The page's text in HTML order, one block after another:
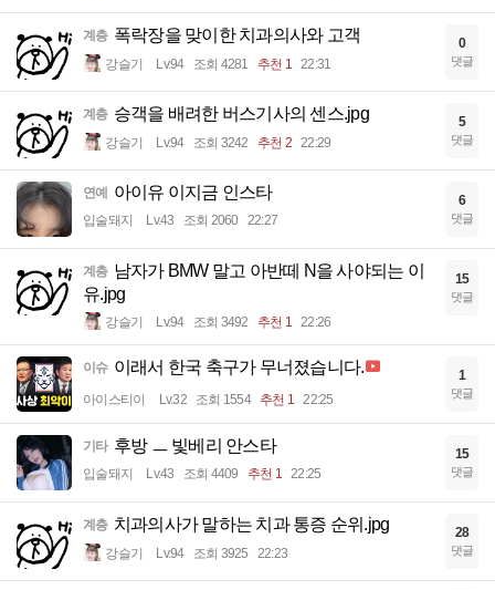
계층 폭락장을 맞이한 치과의사와 고객
강슬기 Lv.94 조회 4281 추천 1 22:31
0
댓글
계층 승객을 배려한 버스기사의 센스.jpg
강슬기 Lv.94 조회 3242 추천 2 22:29
5
댓글
연예 아이유 이지금 인스타
입술돼지 Lv.43 조회 2060 22:27
6
댓글
계층 남자가 BMW 말고 아반떼 N을 사야되는 이
유.jpg
강슬기 Lv.94 조회 3492 추천 1 22:26
15
댓글
이슈 이래서 한국 축구가 무너졌습니다.
아이스티이 Lv.32 조회 1554 추천 1 22:25
1
댓글
기타 후방 ㅡ 빛베리 안스타
입술돼지 Lv.43 조회 4409 추천 1 22:25
15
댓글
계층 치과의사가 말하는 치과 통증 순위.jpg
강슬기 Lv.94 조회 3925 22:23
28
댓글